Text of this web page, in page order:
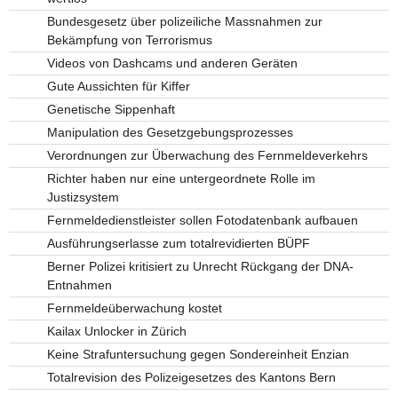
Bundesgesetz über polizeiliche Massnahmen zur
Bekämpfung von Terrorismus
Videos von Dashcams und anderen Geräten
Gute Aussichten für Kiffer
Genetische Sippenhaft
Manipulation des Gesetzgebungsprozesses
Verordnungen zur Überwachung des Fernmeldeverkehrs
Richter haben nur eine untergeordnete Rolle im
Justizsystem
Fernmeldedienstleister sollen Fotodatenbank aufbauen
Ausführungserlasse zum totalrevidierten BÜPF
Berner Polizei kritisiert zu Unrecht Rückgang der DNA-
Entnahmen
Fernmeldeüberwachung kostet
Kailax Unlocker in Zürich
Keine Strafuntersuchung gegen Sondereinheit Enzian
Totalrevision des Polizeigesetzes des Kantons Bern